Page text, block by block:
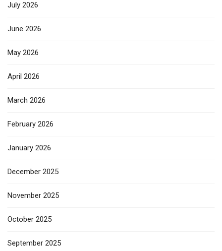
July 2026
June 2026
May 2026
April 2026
March 2026
February 2026
January 2026
December 2025
November 2025
October 2025
September 2025